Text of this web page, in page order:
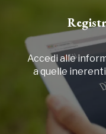
Accedi alle
a quelle